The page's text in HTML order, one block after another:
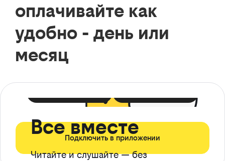
оплачивайте как
удобно - день или
месяц
Все вместе
Читайте и слушайте — без
Подключить в приложении